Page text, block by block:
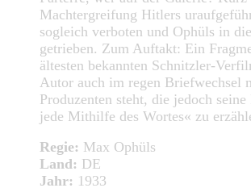
Machtergreifung Hitlers
sogleich verboten und Ophüls in
getrieben. Zum Auftakt: Ein
ältesten bekannten Schnitzler-
Autor auch im regen Briefwechsel
Produzenten steht, die jedoch
jede Mithilfe des Wortes« zu
Regie: Max Ophüls
Land: DE
Jahr: 1933